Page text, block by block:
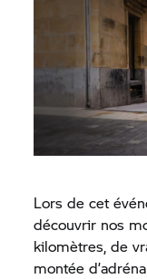
Lors de cet
découvrir nos
kilomètres, de
montée